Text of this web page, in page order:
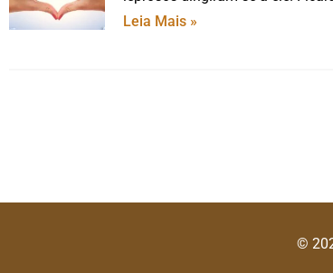
Leia Mais »
©